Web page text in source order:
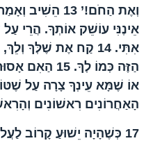
וְאֶת הַחֹם!’ 13 הֵשִׁיב
אֵינֶנִּי עוֹשֵׁק אוֹתְךָ. הֲרֵי
אִתִּי. 14 קַח אֶת שֶׁלְּךָ וְלֵךְ,
הַזֶּה כְּמוֹ לְךָ. 15 הַאִם
אוֹ שֶׁמָּא עֵינְךָ צָרָה עַל
הָאַחֲרוֹנִים רִאשׁוֹנִים
17 כְּשֶׁהָיָה יֵשׁוּעַ קָרוֹב